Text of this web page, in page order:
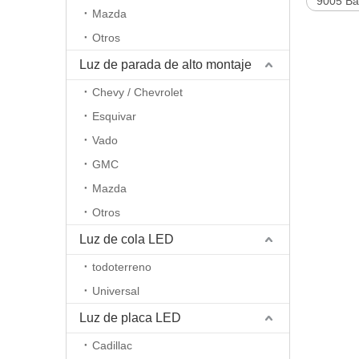
Mazda
Otros
Luz de parada de alto montaje
Chevy / Chevrolet
Esquivar
Vado
GMC
Mazda
Otros
Luz de cola LED
todoterreno
Universal
Luz de placa LED
Cadillac